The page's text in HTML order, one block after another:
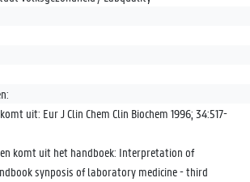
uit: Eur J Clin Chem Clin Biochem 1996; 34:517-
komt uit het handboek: Interpretation of
synposis of laboratory medicine - third